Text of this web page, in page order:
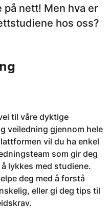
nett! Men hva er
hos oss?
til våre dyktige
veiledning gjennom hele
vil du ha enkel
som gir deg
lykkes med studiene.
deg med å forstå
eller gi deg tips til